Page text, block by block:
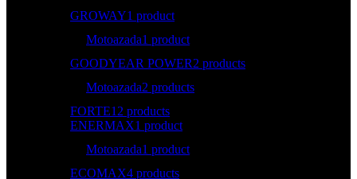
GROWAY1 product
Motoazada1 product
GOODYEAR POWER2 products
Motoazada2 products
FORTE12 products
ENERMAX1 product
Motoazada1 product
ECOMAX4 products